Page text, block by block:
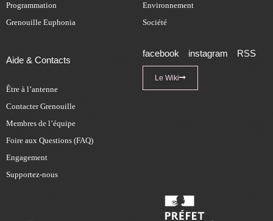
Programmation
Grenouille Euphonia
Environnement
Société
Aide & Contacts
Être à l’antenne
Contacter Grenouille
Membres de l’équipe
Foire aux Questions (FAQ)
Engagement
Supportez-nous
facebook instagram RSS
Le Wiki